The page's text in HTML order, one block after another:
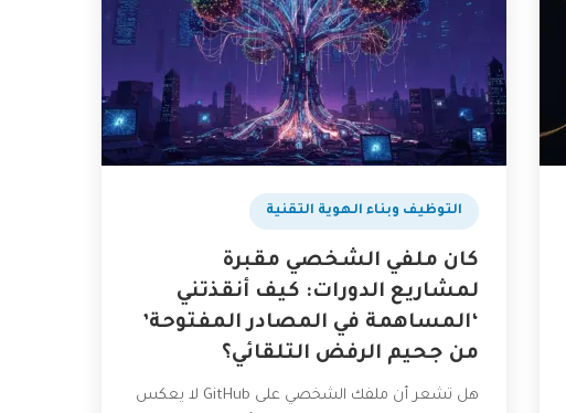
التوظيف وبناء الهوية التقنية
كان ملفي الشخصي مقبرة
لمشاريع الدورات: كيف أنقذتني
‘المساهمة في المصادر المفتوحة’
من جحيم الرفض التلقائي؟
هل تشعر أن ملفك الشخصي على GitHub لا يعكس